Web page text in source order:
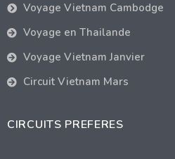
Voyage Vietnam Cambodge
Voyage en Thailande
Voyage Vietnam Janvier
Circuit Vietnam Mars
CIRCUITS PREFERES